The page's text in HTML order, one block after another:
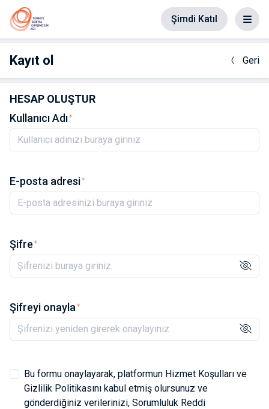
Şimdi Katıl
Kayıt ol Geri
HESAP OLUŞTUR
Kullanıcı Adı
E-posta adresi
Şifre
Şifreyi onayla
Bu formu onaylayarak, platformun Hizmet Koşulları ve
Gizlilik Politikasını kabul etmiş olursunuz ve
gönderdiğiniz verilerinizi, Sorumluluk Reddi